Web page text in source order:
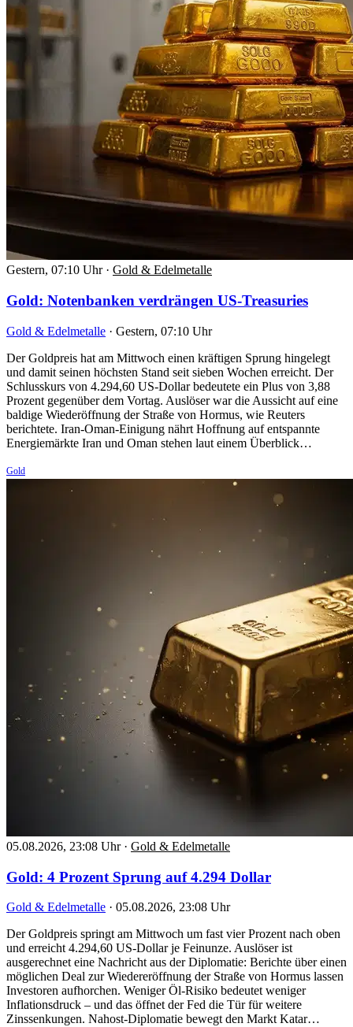
Gestern, 07:10 Uhr · Gold & Edelmetalle
Gold: Notenbanken verdrängen US-Treasuries
Gold & Edelmetalle · Gestern, 07:10 Uhr
Der Goldpreis hat am Mittwoch einen kräftigen Sprung hingelegt
und damit seinen höchsten Stand seit sieben Wochen erreicht. Der
Schlusskurs von 4.294,60 US-Dollar bedeutete ein Plus von 3,88
Prozent gegenüber dem Vortag. Auslöser war die Aussicht auf eine
baldige Wiederöffnung der Straße von Hormus, wie Reuters
berichtete. Iran-Oman-Einigung nährt Hoffnung auf entspannte
Energiemärkte Iran und Oman stehen laut einem Überblick…
Gold
05.08.2026, 23:08 Uhr · Gold & Edelmetalle
Gold: 4 Prozent Sprung auf 4.294 Dollar
Gold & Edelmetalle · 05.08.2026, 23:08 Uhr
Der Goldpreis springt am Mittwoch um fast vier Prozent nach oben
und erreicht 4.294,60 US-Dollar je Feinunze. Auslöser ist
ausgerechnet eine Nachricht aus der Diplomatie: Berichte über einen
möglichen Deal zur Wiedereröffnung der Straße von Hormus lassen
Investoren aufhorchen. Weniger Öl-Risiko bedeutet weniger
Inflationsdruck – und das öffnet der Fed die Tür für weitere
Zinssenkungen. Nahost-Diplomatie bewegt den Markt Katar…